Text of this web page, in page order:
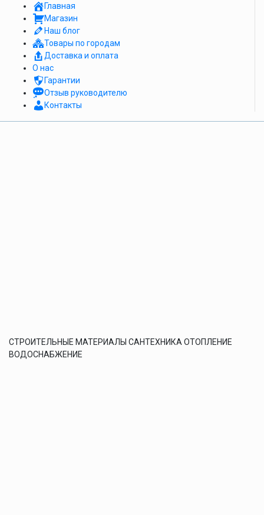
Главная
Магазин
Наш блог
Товары по городам
Доставка и оплата
О нас
Гарантии
Отзыв руководителю
Контакты
СТРОИТЕЛЬНЫЕ МАТЕРИАЛЫ САНТЕХНИКА ОТОПЛЕНИЕ
ВОДОСНАБЖЕНИЕ